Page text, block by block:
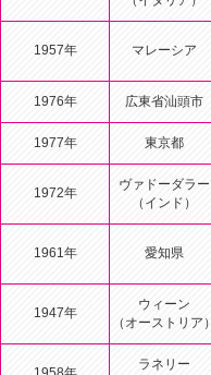
1957年 マレーシア
1976年 広東省汕頭市
1977年 東京都
1972年
ヴァドーダラー
（インド）
1961年 愛知県
1947年
ウィーン
（オーストリア）
ラネリー